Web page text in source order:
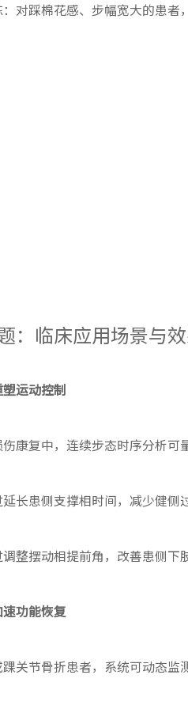
对踩棉花感、步幅宽大的患
：临床应用场景与
运动控制
康复中，连续步态时序分析可
长患侧支撑相时间，减少健侧
整摆动相提前角，改善患侧下
功能恢复
关节骨折患者，系统可动态监